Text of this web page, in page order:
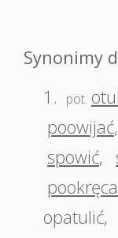
Synonimy
1.
pot.
poowijać,
spowić,
opatulić,